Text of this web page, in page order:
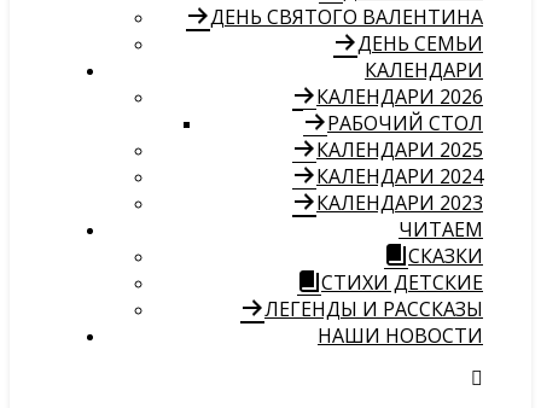
ДЕНЬ СВЯТОГО ВАЛЕНТИНА
ДЕНЬ СЕМЬИ
КАЛЕНДАРИ
КАЛЕНДАРИ 2026
РАБОЧИЙ СТОЛ
КАЛЕНДАРИ 2025
КАЛЕНДАРИ 2024
КАЛЕНДАРИ 2023
ЧИТАЕМ
СКАЗКИ
СТИХИ ДЕТСКИЕ
ЛЕГЕНДЫ И РАССКАЗЫ
НАШИ НОВОСТИ